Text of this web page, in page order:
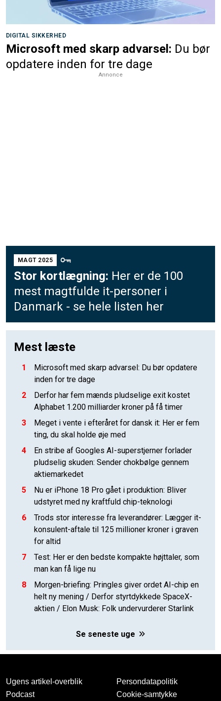
DIGITAL SIKKERHED
Microsoft med skarp advarsel: Du bør
opdatere inden for tre dage
Annonce
MAGT 2025
Stor kortlægning: Her er de 100
mest magtfulde it-personer i
Danmark - se hele listen her
Mest læste
1
Microsoft med skarp advarsel: Du bør opdatere
inden for tre dage
2
Derfor har fem mænds pludselige exit kostet
Alphabet 1.200 milliarder kroner på få timer
3
Meget i vente i efteråret for dansk it: Her er fem
ting, du skal holde øje med
4
En stribe af Googles AI-superstjerner forlader
pludselig skuden: Sender chokbølge gennem
aktiemarkedet
5
Nu er iPhone 18 Pro gået i produktion: Bliver
udstyret med ny kraftfuld chip-teknologi
6
Trods stor interesse fra leverandører: Lægger it-
konsulent-aftale til 125 millioner kroner i graven
for altid
7
Test: Her er den bedste kompakte højttaler, som
man kan få lige nu
8
Morgen-briefing: Pringles giver ordet AI-chip en
helt ny mening / Derfor styrtdykkede SpaceX-
aktien / Elon Musk: Folk undervurderer Starlink
Se seneste uge
Ugens artikel-overblik
Podcast
Persondatapolitik
Cookie-samtykke